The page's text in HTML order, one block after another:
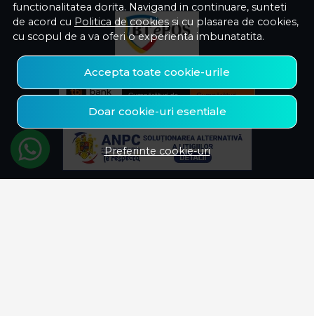
functionalitatea dorita. Navigand in continuare, sunteti
de acord cu Politica de cookies si cu plasarea de cookies,
cu scopul de a va oferi o experienta imbunatatita.
Accepta toate cookie-urile
Doar cookie-uri esentiale
Preferinte cookie-uri